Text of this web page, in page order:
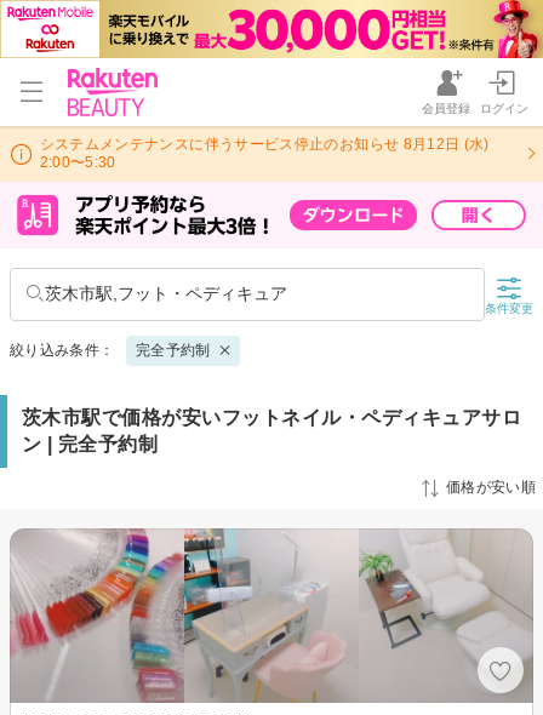
会員登録 ログイン
システムメンテナンスに伴うサービス停止のお知らせ 8月12日 (水)
2:00〜5:30
茨木市駅,フット・ペディキュア
条件変更
絞り込み条件： 完全予約制
茨木市駅で価格が安いフットネイル・ペディキュアサロ
ン | 完全予約制
価格が安い順